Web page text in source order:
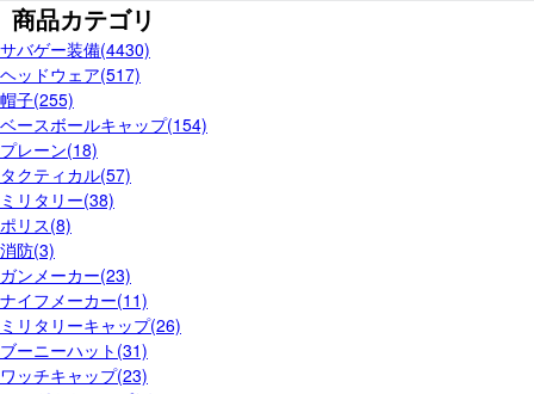
商品カテゴリ
サバゲー装備(4430)
ヘッドウェア(517)
帽子(255)
ベースボールキャップ(154)
プレーン(18)
タクティカル(57)
ミリタリー(38)
ポリス(8)
消防(3)
ガンメーカー(23)
ナイフメーカー(11)
ミリタリーキャップ(26)
ブーニーハット(31)
ワッチキャップ(23)